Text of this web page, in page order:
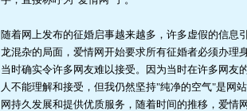
随着网上发布的征婚启事越来越多，许多虚假的信息
龙混杂的局面，爱情网开始要求所有征婚者必须办理
当时确实令许多网友难以接受。因为当时在许多网友
人不能理解和接受，但我仍然坚持"纯净的空气"是网
网持久发展和提供优质服务，随着时间的推移，爱情